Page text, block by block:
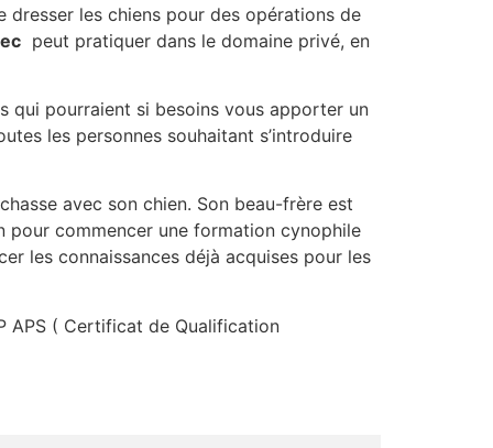
les chiens pour des opérations de
peut pratiquer dans le domaine privé, en
qui pourraient si besoins vous apporter un
les personnes souhaitant s’introduire
avec son chien. Son beau-frère est
pour commencer une formation cynophile
les connaissances déjà acquises pour les
APS ( Certificat de Qualification